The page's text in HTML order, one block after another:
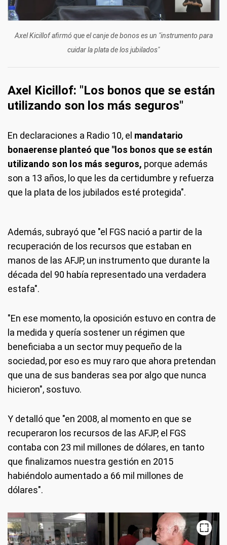
Axel Kicillof afirmó que el canje de bonos es un "instrumento para
cuidar la plata de los jubilados"
Axel Kicillof: "Los bonos que se están
utilizando son los más seguros"
En declaraciones a Radio 10, el mandatario
bonaerense planteó que "los bonos que se están
utilizando son los más seguros, porque además
son a 13 años, lo que les da certidumbre y refuerza
que la plata de los jubilados esté protegida".
Además, subrayó que "el FGS nació a partir de la
recuperación de los recursos que estaban en
manos de las AFJP, un instrumento que durante la
década del 90 había representado una verdadera
estafa".
"En ese momento, la oposición estuvo en contra de
la medida y quería sostener un régimen que
beneficiaba a un sector muy pequeño de la
sociedad, por eso es muy raro que ahora pretendan
que una de sus banderas sea por algo que nunca
hicieron", sostuvo.
Y detalló que "en 2008, al momento en que se
recuperaron los recursos de las AFJP, el FGS
contaba con 23 mil millones de dólares, en tanto
que finalizamos nuestra gestión en 2015
habiéndolo aumentado a 66 mil millones de
dólares".